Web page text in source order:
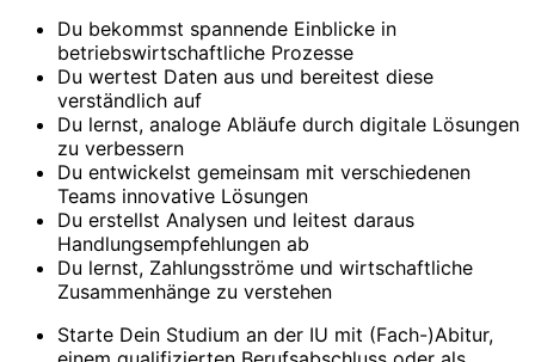
Du bekommst spannende Einblicke in
betriebswirtschaftliche Prozesse
Du wertest Daten aus und bereitest diese
verständlich auf
Du lernst, analoge Abläufe durch digitale Lösungen
zu verbessern
Du entwickelst gemeinsam mit verschiedenen
Teams innovative Lösungen
Du erstellst Analysen und leitest daraus
Handlungsempfehlungen ab
Du lernst, Zahlungsströme und wirtschaftliche
Zusammenhänge zu verstehen
Starte Dein Studium an der IU mit (Fach-)Abitur,